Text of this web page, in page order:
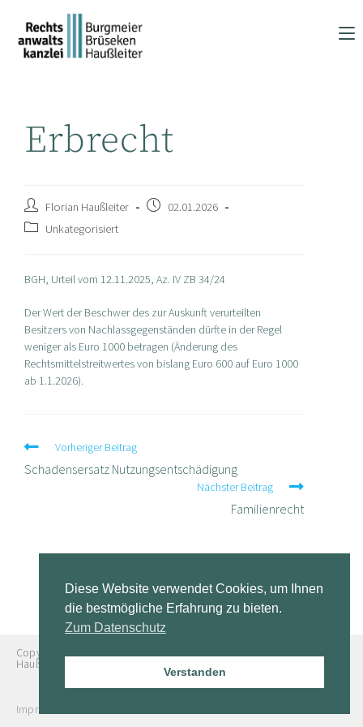
springen
Erbrecht
Beitrags-
Autor:
Florian Haußleiter
Beitrag02.01.2026
Beitrags-Unkategorisiert
BGH, Urteil vom 12.11.2025, Az. IV ZB 34/24
Der Wert der Beschwer des zur Auskunft verurteilten
Besitzers von Nachlassgegenständen dürfte in der Regel
weniger als Euro 1000 betragen (Änderung des
Rechtsmittelstreitwertes von bislang Euro 600 auf Euro 1000
ab 1.1.2026).
Weitere
ansehen
Vorheriger Beitrag
Schadensersatz Nutzungsentschädigung
Nächster Beitrag
Familienrecht
Copyright © 2024 Rechtsanwaltskanzlei Burgmeier Brüseken
Haußleiter
Impressum
Diese Website verwendet Cookies, um Ihnen
die bestmögliche Erfahrung zu bieten.
Zum Datenschutz
Verstanden